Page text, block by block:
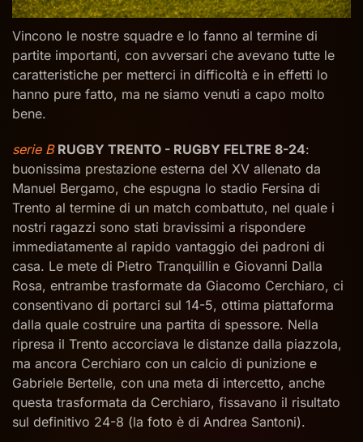
Vincono le nostre squadre e lo fanno al termine di
partite importanti, con avversari che avevano tutte le
caratteristiche per metterci in difficoltà e in effetti lo
hanno pure fatto, ma ne siamo venuti a capo molto
bene.
serie B RUGBY TRENTO - RUGBY FELTRE 8-24:
buonissima prestazione esterna del XV allenato da
Manuel Bergamo, che espugna lo stadio Fersina di
Trento al termine di un match combattuto, nel quale i
nostri ragazzi sono stati bravissimi a rispondere
immediatamente al rapido vantaggio dei padroni di
casa. Le mete di Pietro Tranquillin e Giovanni Dalla
Rosa, entrambe trasformate da Giacomo Cerchiaro, ci
consentivano di portarci sul 14-5, ottima piattaforma
dalla quale costruire una partita di spessore. Nella
ripresa il Trento accorciava le distanze dalla piazzola,
ma ancora Cerchiaro con un calcio di punizione e
Gabriele Bertelle, con una meta di intercetto, anche
questa trasformata da Cerchiaro, fissavano il risultato
sul definitivo 24-8 (la foto è di Andrea Santoni).